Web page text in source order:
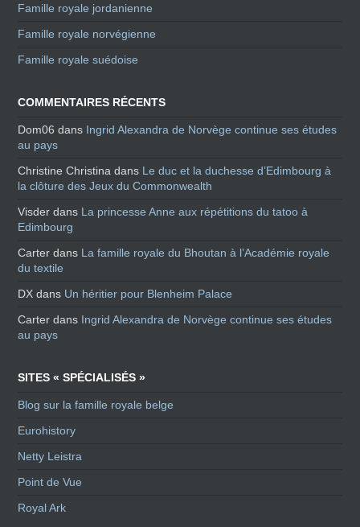
Famille royale jordanienne
Famille royale norvégienne
Famille royale suédoise
COMMENTAIRES RÉCENTS
Dom06 dans Ingrid Alexandra de Norvège continue ses études
au pays
Christine Christina dans Le duc et la duchesse d’Edimbourg à
la clôture des Jeux du Commonwealth
Visder dans La princesse Anne aux répétitions du tatoo à
Edimbourg
Carter dans La famille royale du Bhoutan à l’Académie royale
du textile
DX dans Un héritier pour Blenheim Palace
Carter dans Ingrid Alexandra de Norvège continue ses études
au pays
SITES « SPÉCIALISÉS »
Blog sur la famille royale belge
Eurohistory
Netty Leistra
Point de Vue
Royal Ark